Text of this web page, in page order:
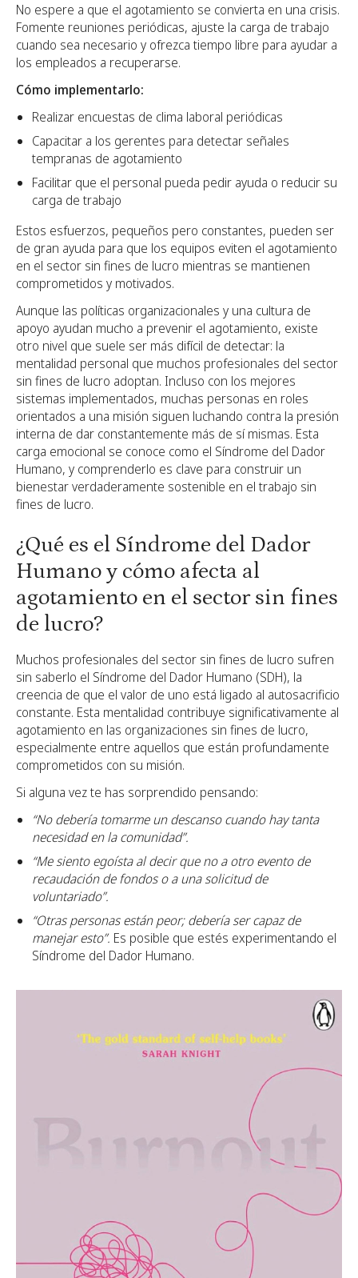
No espere a que el agotamiento se convierta en una crisis.
Fomente reuniones periódicas, ajuste la carga de trabajo
cuando sea necesario y ofrezca tiempo libre para ayudar a
los empleados a recuperarse.
Cómo implementarlo:
Realizar encuestas de clima laboral periódicas
Capacitar a los gerentes para detectar señales
tempranas de agotamiento
Facilitar que el personal pueda pedir ayuda o reducir su
carga de trabajo
Estos esfuerzos, pequeños pero constantes, pueden ser
de gran ayuda para que los equipos eviten el agotamiento
en el sector sin fines de lucro mientras se mantienen
comprometidos y motivados.
Aunque las políticas organizacionales y una cultura de
apoyo ayudan mucho a prevenir el agotamiento, existe
otro nivel que suele ser más difícil de detectar: la
mentalidad personal que muchos profesionales del sector
sin fines de lucro adoptan. Incluso con los mejores
sistemas implementados, muchas personas en roles
orientados a una misión siguen luchando contra la presión
interna de dar constantemente más de sí mismas. Esta
carga emocional se conoce como el Síndrome del Dador
Humano, y comprenderlo es clave para construir un
bienestar verdaderamente sostenible en el trabajo sin
fines de lucro.
¿Qué es el Síndrome del Dador
Humano y cómo afecta al
agotamiento en el sector sin fines
de lucro?
Muchos profesionales del sector sin fines de lucro sufren
sin saberlo el Síndrome del Dador Humano (SDH), la
creencia de que el valor de uno está ligado al autosacrificio
constante. Esta mentalidad contribuye significativamente al
agotamiento en las organizaciones sin fines de lucro,
especialmente entre aquellos que están profundamente
comprometidos con su misión.
Si alguna vez te has sorprendido pensando:
“No debería tomarme un descanso cuando hay tanta
necesidad en la comunidad”.
“Me siento egoísta al decir que no a otro evento de
recaudación de fondos o a una solicitud de
voluntariado”.
“Otras personas están peor; debería ser capaz de
manejar esto”. Es posible que estés experimentando el
Síndrome del Dador Humano.